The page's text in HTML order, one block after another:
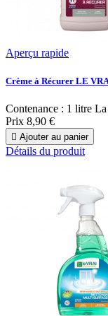
Aperçu rapide
Crème à Récurer LE
Contenance : 1 litre
Prix 8,90 €
 Ajouter au panier
Détails du produit